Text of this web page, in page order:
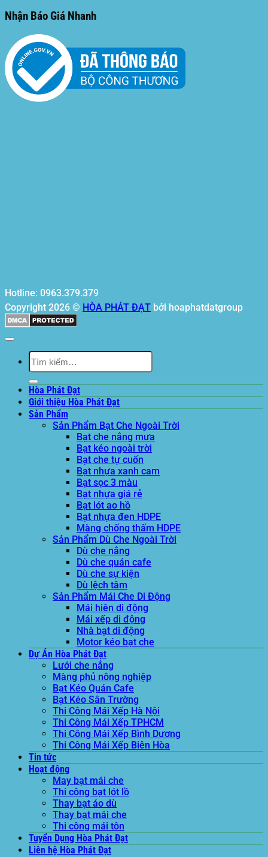
Nhận Báo Giá Nhanh
Hotline: 0963.379.379
Copyright 2026 © HÒA PHÁT ĐẠT bởi hoaphatdatgroup
Tìm
kiếm:
Hòa Phát Đạt
Giới thiệu Hòa Phát Đạt
Sản Phẩm
Sản Phẩm Bạt Che Ngoài Trời
Bạt che nắng mưa
Bạt kéo ngoài trời
Bạt che tự cuốn
Bạt nhựa xanh cam
Bạt sọc 3 màu
Bạt nhựa giá rẻ
Bạt lót ao hồ
Bạt nhựa đen HDPE
Màng chống thấm HDPE
Sản Phẩm Dù Che Ngoài Trời
Dù che nắng
Dù che quán cafe
Dù che sự kiện
Dù lệch tâm
Sản Phẩm Mái Che Di Động
Mái hiên di động
Mái xếp di động
Nhà bạt di động
Motor kéo bạt che
Dự Án Hòa Phát Đạt
Lưới che nắng
Màng phủ nông nghiệp
Bạt Kéo Quán Cafe
Bạt Kéo Sân Trường
Thi Công Mái Xếp Hà Nội
Thi Công Mái Xếp TPHCM
Thi Công Mái Xếp Bình Dương
Thi Công Mái Xếp Biên Hòa
Tin tức
Hoạt động
May bạt mái che
Thi công bạt lót lồ
Thay bạt áo dù
Thay bạt mái che
Thi công mái tôn
Tuyển Dụng Hòa Phát Đạt
Liên hệ Hòa Phát Đạt